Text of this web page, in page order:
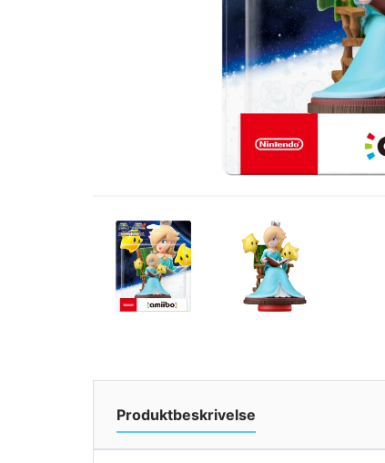
Produktbeskrivelse